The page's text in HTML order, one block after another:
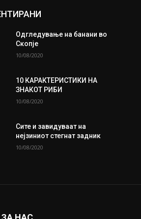
Одгледување на банани во
Скопје
10/08/2020
10 КАРАКТЕРИСТИКИ НА
ЗНАКОТ РИБИ
10/08/2020
Сите и завидуваат на
нејзиниот стегнат задник
10/08/2020